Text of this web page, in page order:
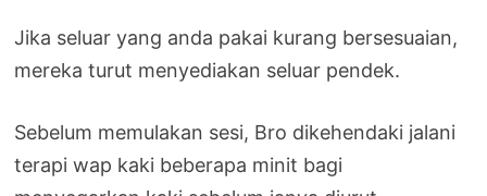
Jika seluar yang anda pakai kurang bersesuaian,
mereka turut menyediakan seluar pendek.
Sebelum memulakan sesi, Bro dikehendaki jalani
terapi wap kaki beberapa minit bagi